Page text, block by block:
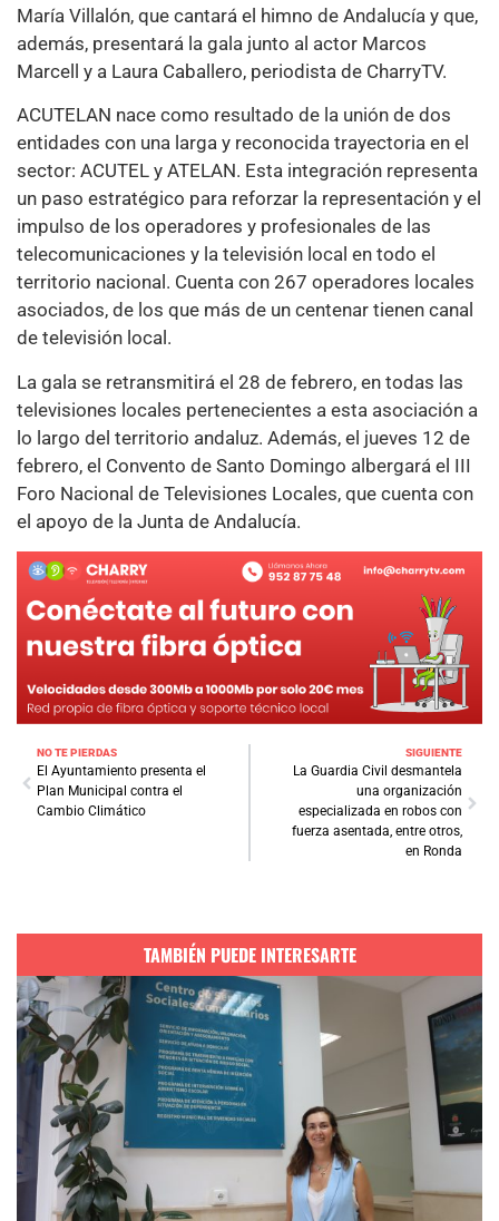
María Villalón, que cantará el himno de Andalucía y que,
además, presentará la gala junto al actor Marcos
Marcell y a Laura Caballero, periodista de CharryTV.
ACUTELAN nace como resultado de la unión de dos
entidades con una larga y reconocida trayectoria en el
sector: ACUTEL y ATELAN. Esta integración representa
un paso estratégico para reforzar la representación y el
impulso de los operadores y profesionales de las
telecomunicaciones y la televisión local en todo el
territorio nacional. Cuenta con 267 operadores locales
asociados, de los que más de un centenar tienen canal
de televisión local.
La gala se retransmitirá el 28 de febrero, en todas las
televisiones locales pertenecientes a esta asociación a
lo largo del territorio andaluz. Además, el jueves 12 de
febrero, el Convento de Santo Domingo albergará el III
Foro Nacional de Televisiones Locales, que cuenta con
el apoyo de la Junta de Andalucía.
NO TE PIERDAS
El Ayuntamiento presenta el
Plan Municipal contra el
Cambio Climático
SIGUIENTE
La Guardia Civil desmantela
una organización
especializada en robos con
fuerza asentada, entre otros,
en Ronda
TAMBIÉN PUEDE INTERESARTE